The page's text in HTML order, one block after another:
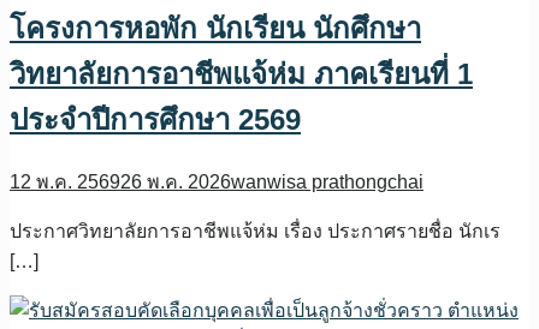
โครงการหอพัก นักเรียน นักศึกษา
วิทยาลัยการอาชีพแจ้ห่ม ภาคเรียนที่ 1
ประจำปีการศึกษา 2569
12 พ.ค. 256926 พ.ค. 2026wanwisa prathongchai
ประกาศวิทยาลัยการอาชีพแจ้ห่ม เรื่อง ประกาศรายชื่อ นักเร
[…]